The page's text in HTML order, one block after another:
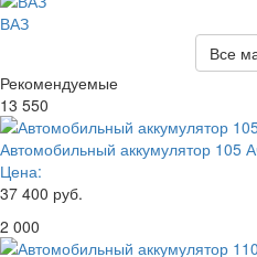
ВАЗ
Все
Рекомендуемые
13 550
Автомобильный аккумулятор 105
Цена:
37 400 руб.
2 000